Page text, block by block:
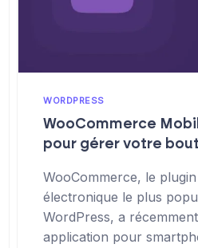
WORDPRESS
WooCommerce
pour gérer votre
WooCommerce, le
électronique le plus
WordPress, a
application pour